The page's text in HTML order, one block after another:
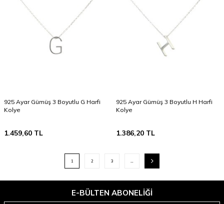
925 Ayar Gümüş 3 Boyutlu G Harfi
Kolye
1.459,60 TL
925 Ayar Gümüş 3 Boyutlu H Harfi
Kolye
1.386,20 TL
1 2 3 …
E-BÜLTEN ABONELIĞI